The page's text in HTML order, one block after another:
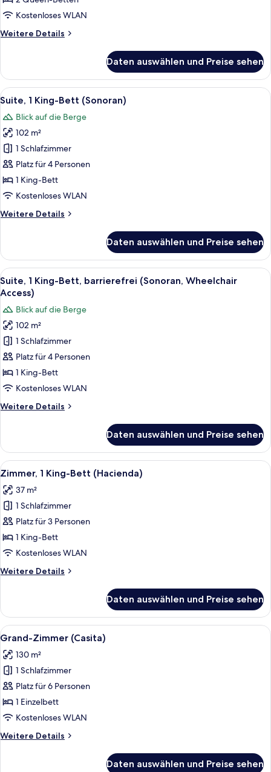
(Sonoran,
Wheelchair
Access)
Kostenloses WLAN
Weitere Details
Weitere
2 Queen-
Betten,
barrierefrei
Wheelchair
Access)
Daten auswählen und Preise sehen
Alle
Fotos
für
Suite,
1 King-
Bett
(Sonoran)
anzeigen
Ein Wohnzimmer mit großem
8
Suite, 1 King-Bett (Sonoran)
Blick auf die Berge
102 m²
1 Schlafzimmer
Platz für 4 Personen
1 King-Bett
Kostenloses WLAN
Weitere Details
Weitere
1 King-
Bett
(Sonoran)
Daten auswählen und Preise sehen
Alle
Fotos
Suite,
1 King-
Bett,
barrierefrei
(Sonoran,
Wheelchair
anzeigen
Ein geräumiges Schlafzimmer mit
8
Suite, 1 King-Bett, barrierefrei (Sonoran, Wheelchair
Access)
Blick auf die Berge
102 m²
1 Schlafzimmer
Platz für 4 Personen
1 King-Bett
Kostenloses WLAN
Weitere Details
Weitere
1 King-
Bett,
barrierefrei
Wheelchair
Access)
Daten auswählen und Preise sehen
Alle
Fotos
für
Zimmer,
1 King-
Bett
(Hacienda)
Ein Hotelzimmer mit einem Bett,
3
Zimmer, 1 King-Bett (Hacienda)
37 m²
1 Schlafzimmer
Platz für 3 Personen
1 King-Bett
Kostenloses WLAN
Weitere Details
Weitere
1 King-
Bett
(Hacienda)
Daten auswählen und Preise sehen
Alle
Fotos
für
Grand-
Zimmer
(Casita)
anzeigen
Ein Gebäude mit einer Veranda,
5
Grand-Zimmer (Casita)
130 m²
1 Schlafzimmer
Platz für 6 Personen
1 Einzelbett
Kostenloses WLAN
Weitere Details
Weitere
Daten auswählen und Preise sehen